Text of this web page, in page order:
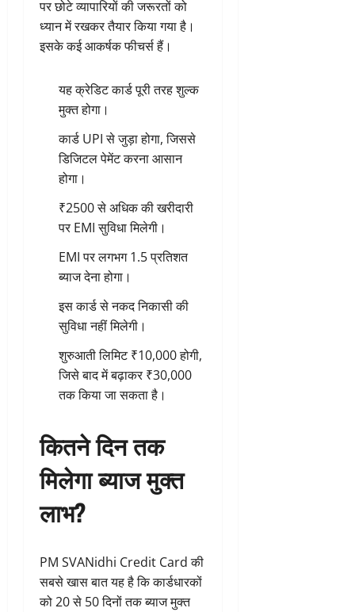
पर छोटे व्यापारियों की जरूरतों को
ध्यान में रखकर तैयार किया गया है।
इसके कई आकर्षक फीचर्स हैं।
यह क्रेडिट कार्ड पूरी तरह शुल्क
मुक्त होगा।
कार्ड UPI से जुड़ा होगा, जिससे
डिजिटल पेमेंट करना आसान
होगा।
₹2500 से अधिक की खरीदारी
पर EMI सुविधा मिलेगी।
EMI पर लगभग 1.5 प्रतिशत
ब्याज देना होगा।
इस कार्ड से नकद निकासी की
सुविधा नहीं मिलेगी।
शुरुआती लिमिट ₹10,000 होगी,
जिसे बाद में बढ़ाकर ₹30,000
तक किया जा सकता है।
कितने दिन तक
मिलेगा ब्याज मुक्त
लाभ?
PM SVANidhi Credit Card की
सबसे खास बात यह है कि कार्डधारकों
को 20 से 50 दिनों तक ब्याज मुक्त